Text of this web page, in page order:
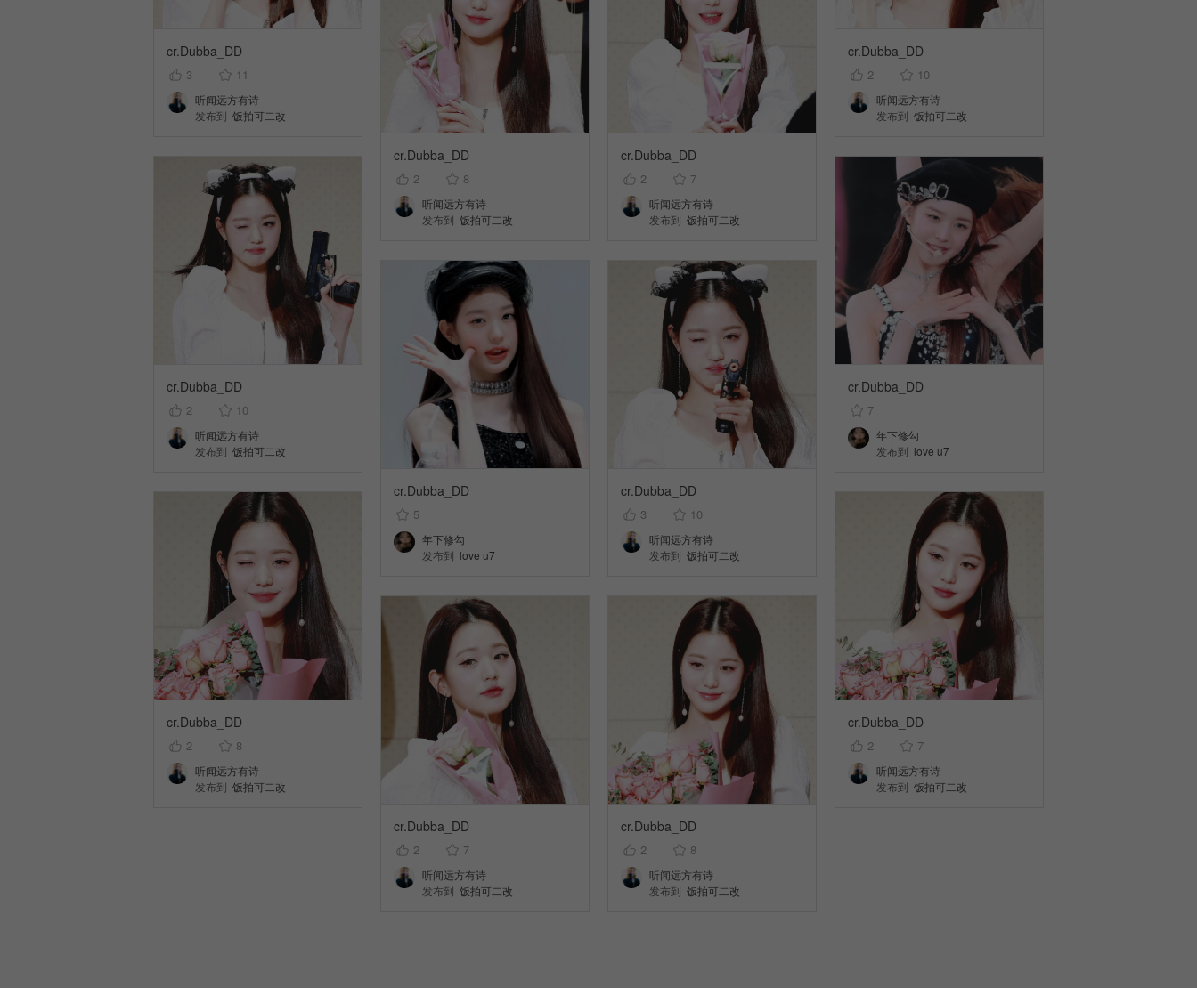
cr.Dubba_DD
3 11
听闻远方有诗
发布到 饭拍可二改
cr.Dubba_DD
2 10
听闻远方有诗
发布到 饭拍可二改
cr.Dubba_DD
2 8
听闻远方有诗
发布到 饭拍可二改
cr.Dubba_DD
2 7
听闻远方有诗
发布到 饭拍可二改
cr.Dubba_DD
2 10
听闻远方有诗
发布到 饭拍可二改
cr.Dubba_DD
7
年下修勾
发布到 love u7
cr.Dubba_DD
5
年下修勾
发布到 love u7
cr.Dubba_DD
3 10
听闻远方有诗
发布到 饭拍可二改
cr.Dubba_DD
2 8
听闻远方有诗
发布到 饭拍可二改
cr.Dubba_DD
2 7
听闻远方有诗
发布到 饭拍可二改
cr.Dubba_DD
2 7
听闻远方有诗
发布到 饭拍可二改
cr.Dubba_DD
2 8
听闻远方有诗
发布到 饭拍可二改